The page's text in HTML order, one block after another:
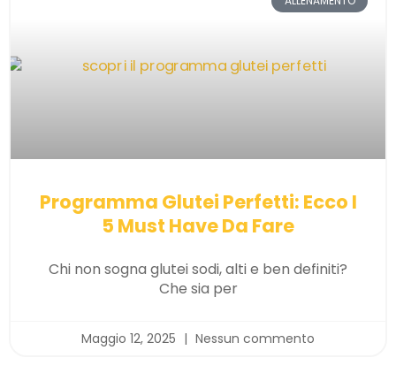
Programma Glutei Perfetti: Ecco I
5 Must Have Da Fare
Chi non sogna glutei sodi, alti e ben definiti?
Che sia per
Maggio 12, 2025 Nessun commento